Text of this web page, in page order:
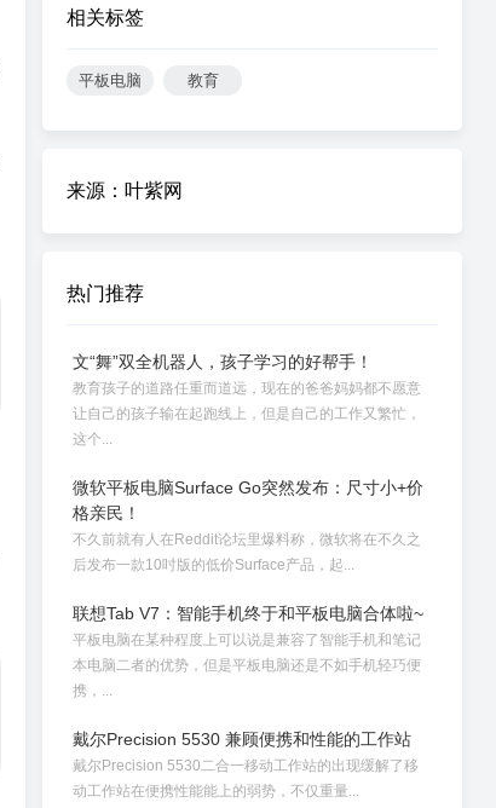
相关标签
平板电脑 教育
来源：叶紫网
热门推荐
文“舞”双全机器人，孩子学习的好帮手！
教育孩子的道路任重而道远，现在的爸爸妈妈都不愿意
让自己的孩子输在起跑线上，但是自己的工作又繁忙，
这个...
微软平板电脑Surface Go突然发布：尺寸小+价
格亲民！
不久前就有人在Reddit论坛里爆料称，微软将在不久之
后发布一款10吋版的低价Surface产品，起...
联想Tab V7：智能手机终于和平板电脑合体啦~
平板电脑在某种程度上可以说是兼容了智能手机和笔记
本电脑二者的优势，但是平板电脑还是不如手机轻巧便
携，...
戴尔Precision 5530 兼顾便携和性能的工作站
戴尔Precision 5530二合一移动工作站的出现缓解了移
动工作站在便携性能能上的弱势，不仅重量...